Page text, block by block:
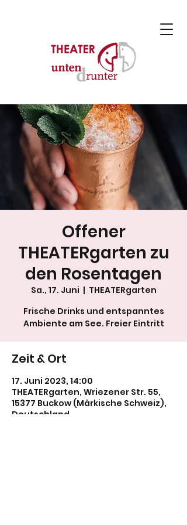
Offener
THEATERgarten zu
den Rosentagen
Sa., 17. Juni
  |
THEATERgarten
Frische Drinks und entspanntes
Ambiente am See. Freier Eintritt
Zeit & Ort
17. Juni 2023, 14:00
THEATERgarten, Wriezener Str. 55,
15377 Buckow (Märkische Schweiz),
Deutschland